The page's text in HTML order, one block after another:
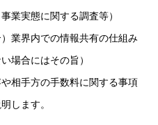
業実態に関する調査等）
業界内での情報共有の仕組み
場合にはその旨）
相手方の手数料に関する事項
します。